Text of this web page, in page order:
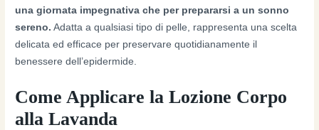
una giornata impegnativa che per prepararsi a un sonno
sereno. Adatta a qualsiasi tipo di pelle, rappresenta una scelta
delicata ed efficace per preservare quotidianamente il
benessere dell’epidermide.
Come Applicare la Lozione Corpo
alla Lavanda